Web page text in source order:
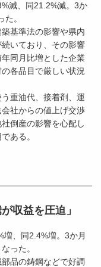
減、同21.2%減。3か
。
基準法の影響や県内
いており、その影響
同月比増とした企業
各品目で厳しい状況
重油代、接着剤、運
社からの値上げ交渉
倒産の影響を心配し
ある。
収益を圧迫」
、同2.4%増。3か月
った。
品の鋳鋼などで好調